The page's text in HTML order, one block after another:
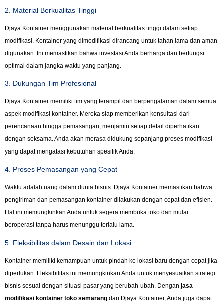
2. Material Berkualitas Tinggi
Djaya Kontainer menggunakan material berkualitas tinggi dalam setiap
modifikasi. Kontainer yang dimodifikasi dirancang untuk tahan lama dan aman
digunakan. Ini memastikan bahwa investasi Anda berharga dan berfungsi
optimal dalam jangka waktu yang panjang.
3. Dukungan Tim Profesional
Djaya Kontainer memiliki tim yang terampil dan berpengalaman dalam semua
aspek modifikasi kontainer. Mereka siap memberikan konsultasi dari
perencanaan hingga pemasangan, menjamin setiap detail diperhatikan
dengan seksama. Anda akan merasa didukung sepanjang proses modifikasi
yang dapat mengatasi kebutuhan spesifik Anda.
4. Proses Pemasangan yang Cepat
Waktu adalah uang dalam dunia bisnis. Djaya Kontainer memastikan bahwa
pengiriman dan pemasangan kontainer dilakukan dengan cepat dan efisien.
Hal ini memungkinkan Anda untuk segera membuka toko dan mulai
beroperasi tanpa harus menunggu terlalu lama.
5. Fleksibilitas dalam Desain dan Lokasi
Kontainer memiliki kemampuan untuk pindah ke lokasi baru dengan cepat jika
diperlukan. Fleksibilitas ini memungkinkan Anda untuk menyesuaikan strategi
bisnis sesuai dengan situasi pasar yang berubah-ubah. Dengan jasa
modifikasi kontainer toko semarang dari Djaya Kontainer, Anda juga dapat